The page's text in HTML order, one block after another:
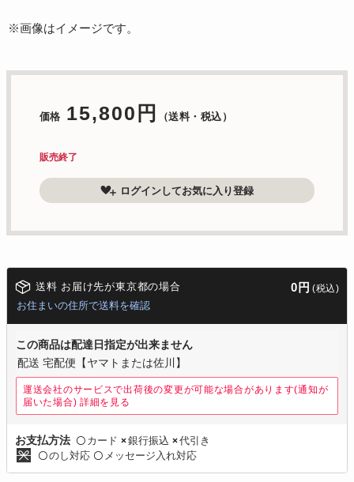
※画像はイメージです。
価格 15,800円 （送料・税込）
販売終了
ログインしてお気に入り登録
送料 お届け先が東京都の場合 0円 (税込)
お住まいの住所で送料を確認
この商品は配達日指定が出来ません
配送 宅配便【ヤマトまたは佐川】
運送会社のサービスで出荷後の変更が可能な場合があります(通知が
届いた場合) 詳細を見る
お支払方法 〇 カード ×銀行振込 ×代引き
〇のし対応 〇 メッセージ入れ対応